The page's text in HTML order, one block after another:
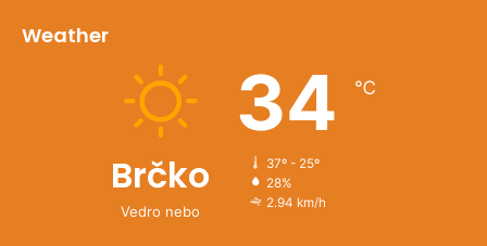
Weather
Brčko
Vedro nebo
34 ℃
37º - 25º
28%
2.94 km/h